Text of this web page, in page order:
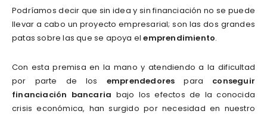
Podríamos decir que sin idea y sin financiación no se puede
llevar a cabo un proyecto empresarial; son las dos grandes
patas sobre las que se apoya elemprendimiento.
Con esta premisa en la mano y atendiendo a la dificultad
por parte de los emprendedores para conseguir
financiación bancaria bajo los efectos de la conocida
crisis económica, han surgido por necesidad en nuestro